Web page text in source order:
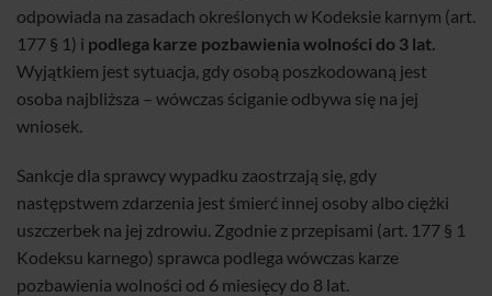
odpowiada na zasadach określonych w Kodeksie karnym (art.
177 § 1) i podlega karze pozbawienia wolności do 3 lat.
Wyjątkiem jest sytuacja, gdy osobą poszkodowaną jest
osoba najbliższa – wówczas ściganie odbywa się na jej
wniosek.
Sankcje dla sprawcy wypadku zaostrzają się, gdy
następstwem zdarzenia jest śmierć innej osoby albo ciężki
uszczerbek na jej zdrowiu. Zgodnie z przepisami (art. 177 § 1
Kodeksu karnego) sprawca podlega wówczas karze
pozbawienia wolności od 6 miesięcy do 8 lat.